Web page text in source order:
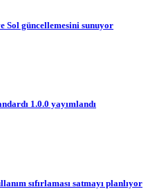
Sol güncellemesini sunuyor
1.0.0 yayımlandı
sıfırlaması satmayı planlıyor